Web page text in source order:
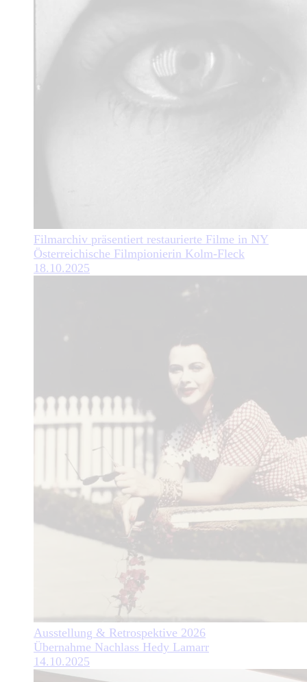
Filmarchiv präsentiert restaurierte Filme in NY
Österreichische Filmpionierin Kolm-Fleck
18.10.2025
Ausstellung & Retrospektive 2026
Übernahme Nachlass Hedy Lamarr
14.10.2025